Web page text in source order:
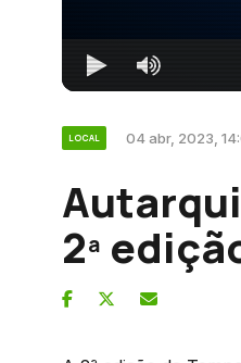
LOCAL 04 abr, 2023,
2ª